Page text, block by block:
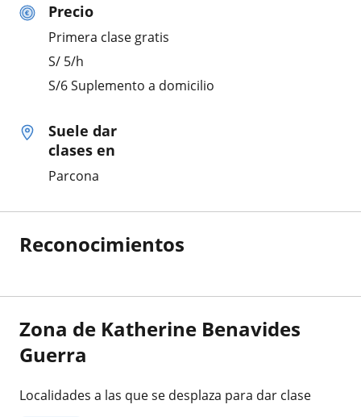
Precio
Primera clase gratis
S/ 5/h
S/6 Suplemento a domicilio
Suele dar
clases en
Parcona
Reconocimientos
Zona de Katherine Benavides
Guerra
Localidades a las que se desplaza para dar clase